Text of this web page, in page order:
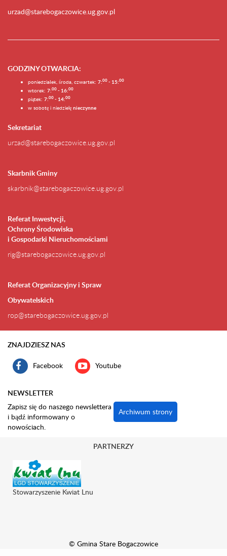
urzad@starebogaczowice.ug.gov.pl
GODZINY OTWARCIA:
poniedziałek, środa, czwartek: 7:00 - 15:00
wtorek: 7:00 - 16:00
piątek: 7:00 - 14:00
w sobotę i niedzielę nieczynne
Sekretariat
urzad@starebogaczowice.ug.gov.pl
Skarbnik Gminy
skarbnik@starebogaczowice.ug.gov.pl
Referat Inwestycji,
Ochrony Środowiska
i Gospodarki Nieruchomościami
rig@starebogaczowice.ug.gov.pl
Referat Organizacyjny i Spraw
Obywatelskich
rop@starebogaczowice.ug.gov.pl
ZNAJDZIESZ NAS
Facebook Youtube
NEWSLETTER
Zapisz się do naszego newslettera
i bądź informowany o
nowościach.
Archiwum strony
© Gmina Stare Bogaczowice
PARTNERZY
Stowarzyszenie Kwiat Lnu